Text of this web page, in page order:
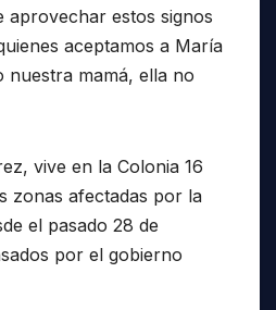
aprovechar estos signos
aceptamos a María
nuestra mamá, ella no
vive en la Colonia 16
zonas afectadas por la
el pasado 28 de
por el gobierno